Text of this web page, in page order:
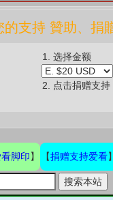
、捐贈愛看 分
1. 选择金额
2. 点击捐赠支持
脚印】 【捐赠支持爱看